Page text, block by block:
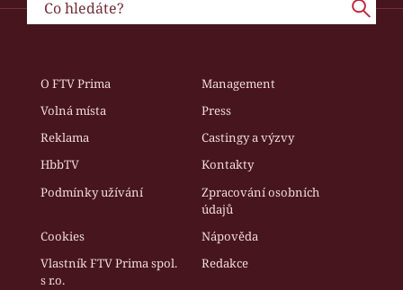
O FTV Prima
Management
Volná místa
Press
Reklama
Castingy a výzvy
HbbTV
Kontakty
Podmínky užívání
Zpracování osobních
údajů
Cookies
Nápověda
Vlastník FTV Prima spol.
s r.o.
Redakce